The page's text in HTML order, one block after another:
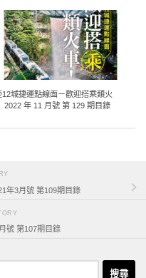
12城捷運點線面－歡迎搭乘類火
2022 年 11 月號 第 129 期目錄
年3月號 第109期目錄
號 第107期目錄